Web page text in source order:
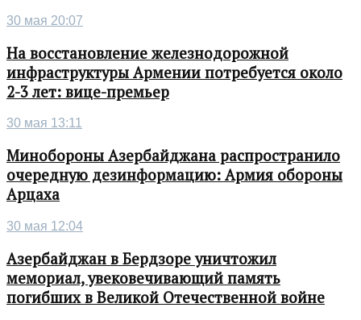
30 мая 20:07
На восстановление железнодорожной
инфраструктуры Армении потребуется около
2-3 лет: вице-премьер
30 мая 13:11
Минобороны Азербайджана распространило
очередную дезинформацию: Армия обороны
Арцаха
30 мая 12:04
Азербайджан в Бердзоре уничтожил
мемориал, увековечивающий память
погибших в Великой Отечественной войне